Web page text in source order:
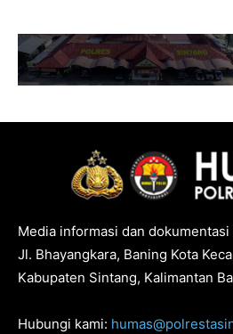
Media informasi dan
Jl. Bhayangkara, Baning Kota
Kabupaten Sintang, Kalimantan
Hubungi kami: